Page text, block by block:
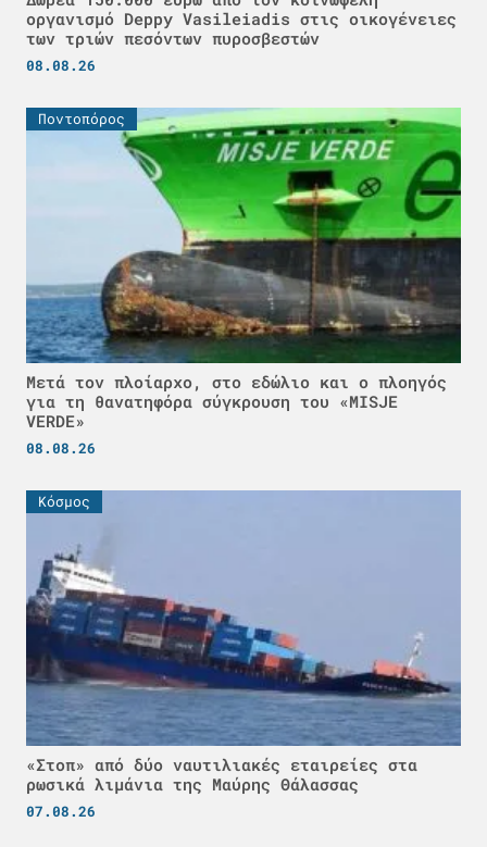
οργανισμό Deppy Vasileiadis στις οικογένειες
των τριών πεσόντων πυροσβεστών
08.08.26
Ποντοπόρος
Μετά τον πλοίαρχο, στο εδώλιο και ο πλοηγός
για τη θανατηφόρα σύγκρουση του «MISJE
VERDE»
08.08.26
Κόσμος
«Στοπ» από δύο ναυτιλιακές εταιρείες στα
ρωσικά λιμάνια της Μαύρης Θάλασσας
07.08.26